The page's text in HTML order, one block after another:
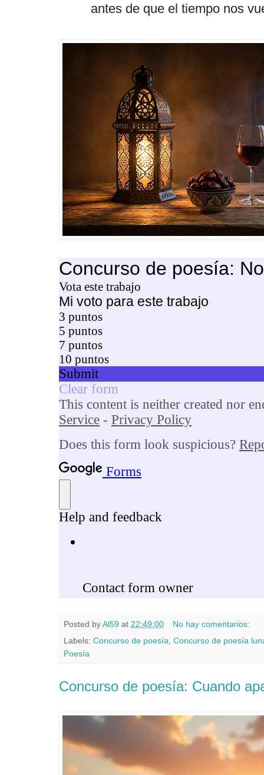
antes de que el tiempo nos
Posted byAl59 at 22:49:00
No hay comentarios:
Labels: Concurso de poesía Concurso de poesía
Poesía
Concurso de poesía: Cuando